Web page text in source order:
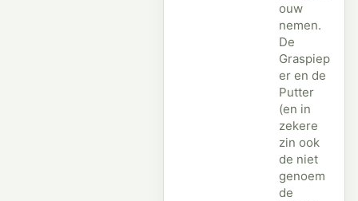
ouw
nemen.
De
Graspiep
er en de
Putter
(en in
zekere
zin ook
de niet
genoem
de